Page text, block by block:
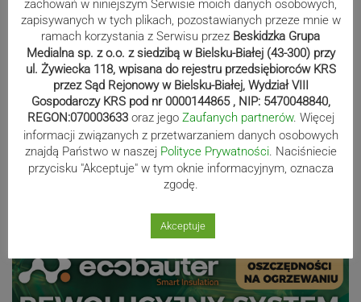
Bracia Szejowie ruszają po kolejne
punkty. Liderzy mistrzostw
wystartują w Rajdzie Rzeszowskim
80-lecie Soły Kobiernice. Będzie się
działo! SZCZEGÓŁOWY PROGRAM
zachowań w niniejszym Serwisie moich danych osobowych,
zapisywanych w tych plikach, pozostawianych przeze mnie w
ramach korzystania z Serwisu przez Beskidzka Grupa
Medialna sp. z o.o. z siedzibą w Bielsku-Białej (43-300) przy
ul. Żywiecka 118, wpisana do rejestru przedsiębiorców KRS
przez Sąd Rejonowy w Bielsku-Białej, Wydział VIII
Gospodarczy KRS pod nr 0000144865 , NIP: 5470048840,
REGON:070003633 oraz jego Zaufanych partnerów. Więcej
informacji związanych z przetwarzaniem danych osobowych
znajdą Państwo w naszej Polityce Prywatności. Naciśniecie
przycisku "Akceptuje" w tym oknie informacyjnym, oznacza
zgodę.
Akceptuje